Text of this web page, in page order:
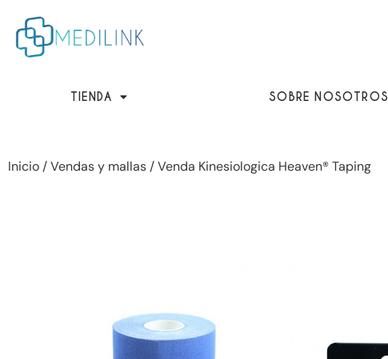
contenido
TIENDA SOBRE NOSOTROS
Inicio /Vendas y mallas / Venda Kinesiologica Heaven® Taping